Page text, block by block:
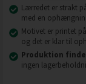
Lærredet er strakt
med en
Motivet er printet
og det er klar til
Produktion
ingen